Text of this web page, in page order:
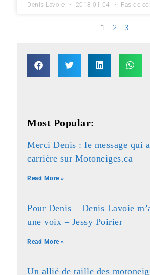
Denis Lavoie 2018-01-04 Pas de
1 2 3
Most Popular:
Merci Denis : le message qui
carrière sur Motoneiges.ca
Read More »
Pour Denis – Denis Lavoie
une voix – Jessy Poirier
Read More »
Un allié de taille des